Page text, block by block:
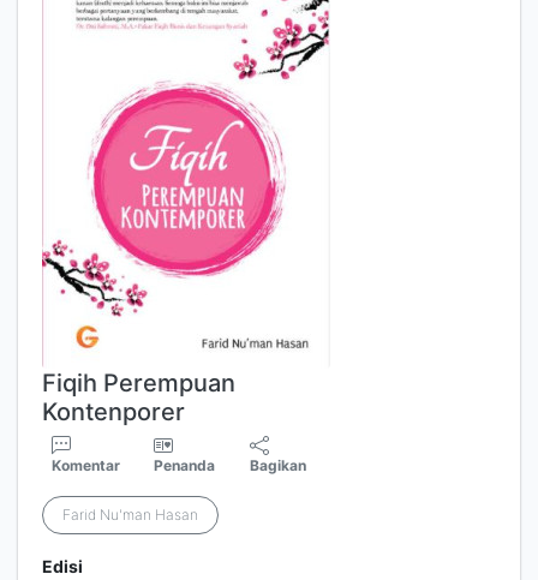
Fiqih Perempuan
Kontenporer
Komentar Penanda Bagikan
Farid Nu'man Hasan
Edisi